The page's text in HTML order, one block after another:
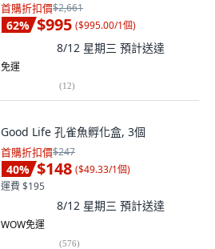
首購折扣價$2,661
62% $995 ($995.00/1個)
8/12 星期三 預計送達
免運
(12)
Good Life 孔雀魚孵化盒, 3個
首購折扣價$247
40% $148 ($49.33/1個)
運費 $195
8/12 星期三 預計送達
WOW免運
(576)